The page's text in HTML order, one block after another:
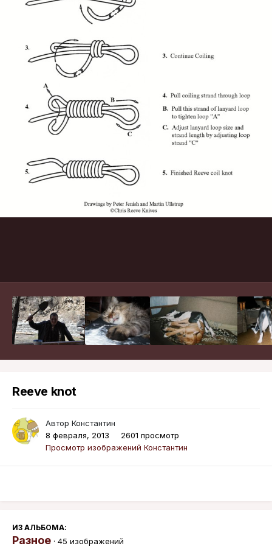
Reeve knot
Автор Константин
8 февраля, 2013
2601 просмотр
Просмотр изображений Константин
ИЗ АЛЬБОМА:
Разное · 45 изображений